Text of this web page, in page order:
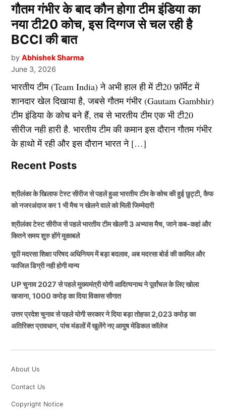
गौतम गंभीर के बाद कौन होगा टीम इंडिया का
नया टी20 कोच, इस दिग्गज से चल रही है
BCCI की बात
by Abhishek Sharma
June 3, 2026
भारतीय टीम (Team India) ने अभी हाल ही में टी20 फ़ॉर्मेट में
शानदार खेल दिखाया है, जबसे गौतम गंभीर (Gautam Gambhir)
टीम इंडिया के कोच बने हैं, तब से भारतीय टीम एक भी टी20
सीरीज नही हारी है. भारतीय टीम की कमान इस दौरान गौतम गंभीर
के हाथो में रही और इस दौरान भारत ने […]
Recent Posts
श्रीलंका के खिलाफ टेस्ट सीरीज से पहले हुआ भारतीय टीम के कोच की हुई छुट्टी, कैफ
को नजरअंदाज कर 1 भी मैच न खेलने वाले को मिली जिम्मेदारी
श्रीलंका टेस्ट सीरीज से पहले भारतीय टीम खेलगी 3 अभ्यास मैच, जाने कब-कहां और
कितने समय शुरु होंगे मुकाबले
यूपी मदरसा शिक्षा परिषद अधिनियम में बड़ा बदलाव, अब मदरसा बोर्ड की कामिल और
फाजिल डिग्री नही होगी मान्य
UP चुनाव 2027 से पहले मुख्यमंत्री योगी आदित्यनाथ ने पूर्वांचल के लिए खोला
खजाना, 1000 करोड़ का दिया विकास सौगात
उत्तर प्रदेश चुनाव से पहले योगी सरकार ने दिया बड़ा तोहफा 2,023 करोड़ का
अतिरिक्त प्रावधान, पांच मंडलों में खुलेंगे नए आयुष मेडिकल कॉलेज
About Us
Contact Us
Copyright Notice